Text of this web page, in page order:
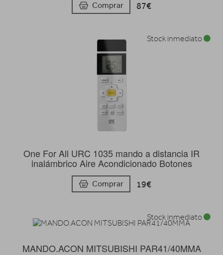
Comprar 87€
One For All URC 1035 mando a distancia IR
inalámbrico Aire Acondicionado Botones
Comprar 19€
Stock inmediato
MANDO.ACON MITSUBISHI PAR41/40MMA
Stock inmediato